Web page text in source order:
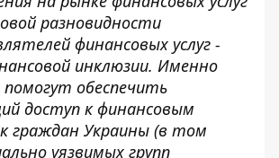
разновидности
финансовых услуг -
инклюзии. Именно
обеспечить
доступ к финансовым
граждан Украины (в том
уязвимых групп